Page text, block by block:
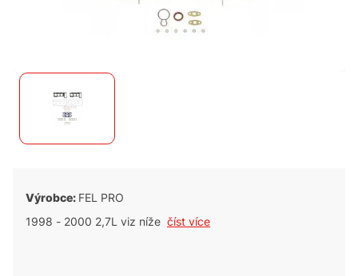
Výrobce: FEL PRO
1998 - 2000 2,7L viz níže číst více